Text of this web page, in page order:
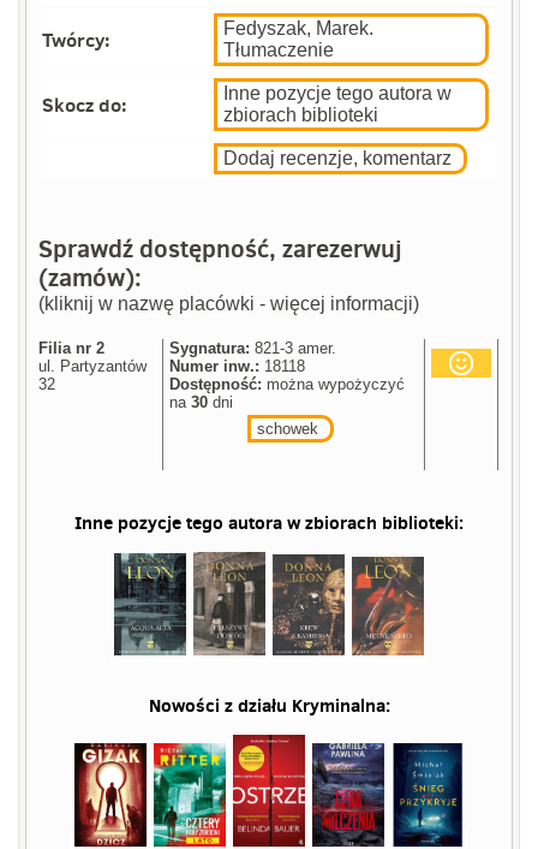
Twórcy:
Fedyszak, Marek.
Tłumaczenie
Skocz do:
Inne pozycje tego autora w
zbiorach biblioteki
Dodaj recenzje, komentarz
Sprawdź dostępność, zarezerwuj
(zamów):
(kliknij w nazwę placówki - więcej informacji)
Filia nr 2
ul. Partyzantów
32
Sygnatura: 821-3 amer.
Numer inw.: 18118
Dostępność: można wypożyczyć
na30 dni
schowek
Inne pozycje tego autora w zbiorach biblioteki:
Nowości z działu Kryminalna: